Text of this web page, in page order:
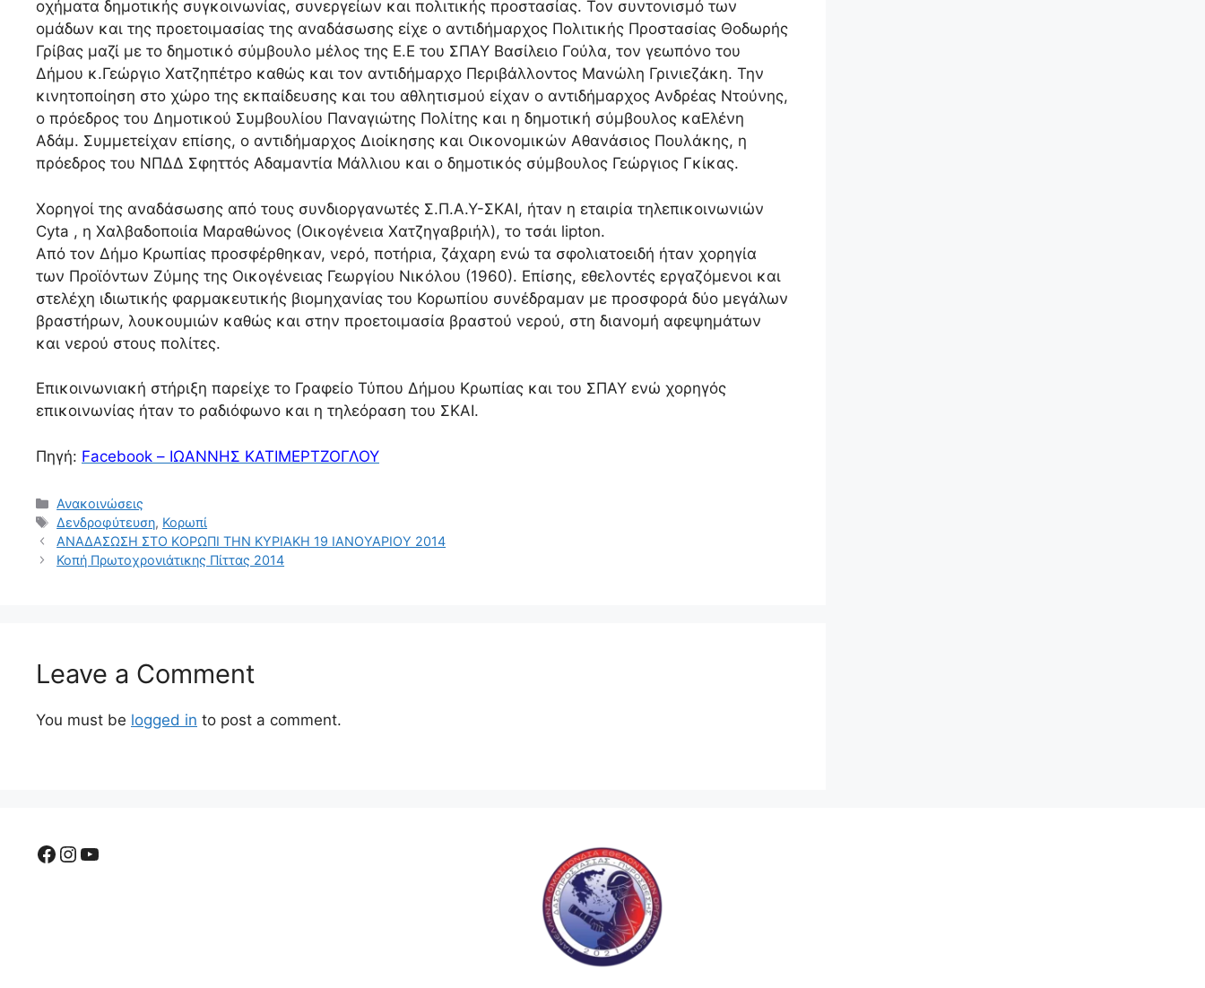
οχήματα δημοτικής συγκοινωνίας, συνεργείων και πολιτικής προστασίας. Τον συντονισμό των
ομάδων και της προετοιμασίας της αναδάσωσης είχε ο αντιδήμαρχος Πολιτικής Προστασίας Θοδωρής
Γρίβας μαζί με το δημοτικό σύμβουλο μέλος της Ε.Ε του ΣΠΑΥ Βασίλειο Γούλα, τον γεωπόνο του
Δήμου κ.Γεώργιο Χατζηπέτρο καθώς και τον αντιδήμαρχο Περιβάλλοντος Μανώλη Γρινιεζάκη. Την
κινητοποίηση στο χώρο της εκπαίδευσης και του αθλητισμού είχαν ο αντιδήμαρχος Ανδρέας Ντούνης,
ο πρόεδρος του Δημοτικού Συμβουλίου Παναγιώτης Πολίτης και η δημοτική σύμβουλος καΕλένη
Αδάμ. Συμμετείχαν επίσης, ο αντιδήμαρχος Διοίκησης και Οικονομικών Αθανάσιος Πουλάκης, η
πρόεδρος του ΝΠΔΔ Σφηττός Αδαμαντία Μάλλιου και ο δημοτικός σύμβουλος Γεώργιος Γκίκας.
Χορηγοί της αναδάσωσης από τους συνδιοργανωτές Σ.Π.Α.Υ-ΣΚΑΙ, ήταν η εταιρία τηλεπικοινωνιών
Cyta , η Χαλβαδοποιία Μαραθώνος (Οικογένεια Χατζηγαβριήλ), το τσάι lipton.
Από τον Δήμο Κρωπίας προσφέρθηκαν, νερό, ποτήρια, ζάχαρη ενώ τα σφολιατοειδή ήταν χορηγία
των Προϊόντων Ζύμης της Οικογένειας Γεωργίου Νικόλου (1960). Επίσης, εθελοντές εργαζόμενοι και
στελέχη ιδιωτικής φαρμακευτικής βιομηχανίας του Κορωπίου συνέδραμαν με προσφορά δύο μεγάλων
βραστήρων, λουκουμιών καθώς και στην προετοιμασία βραστού νερού, στη διανομή αφεψημάτων
και νερού στους πολίτες.
Επικοινωνιακή στήριξη παρείχε το Γραφείο Τύπου Δήμου Κρωπίας και του ΣΠΑΥ ενώ χορηγός
επικοινωνίας ήταν το ραδιόφωνο και η τηλεόραση του ΣΚΑΙ.
Πηγή: Facebook – ΙΩΑΝΝΗΣ ΚΑΤΙΜΕΡΤΖΟΓΛΟΥ
Ανακοινώσεις
Δενδροφύτευση, Κορωπί
ΑΝΑΔΑΣΩΣΗ ΣΤΟ ΚΟΡΩΠΙ ΤΗΝ ΚΥΡΙΑΚΗ 19 ΙΑΝΟΥΑΡΙΟΥ 2014
Κοπή Πρωτοχρονιάτικης Πίττας 2014
Leave a Comment
You must be logged in to post a comment.